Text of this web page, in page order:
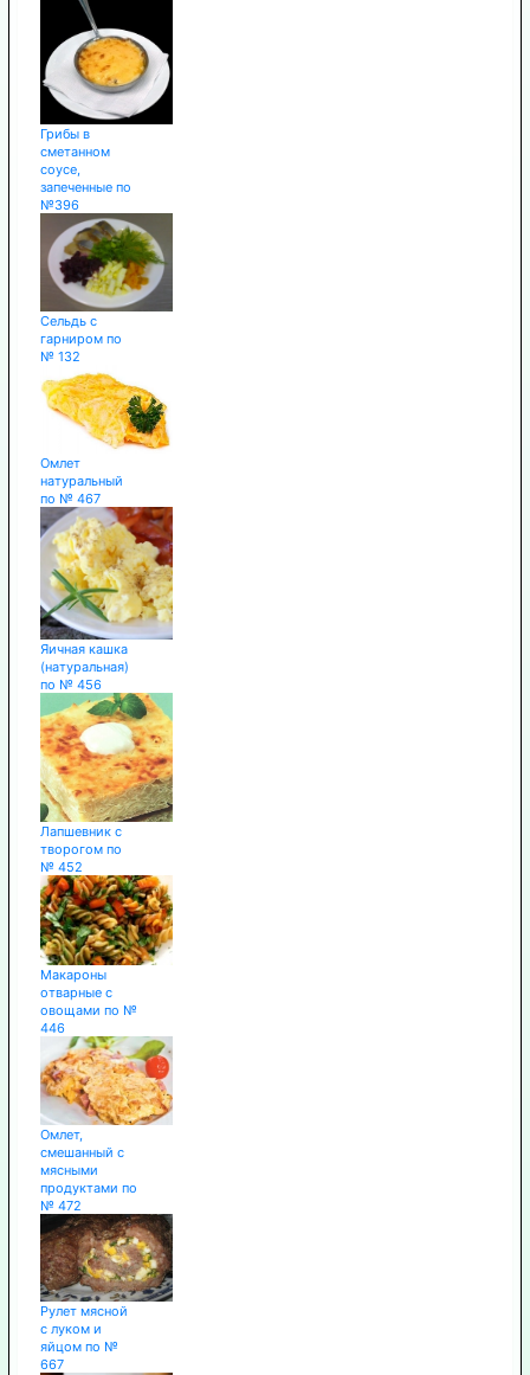
Грибы в
сметанном
соусе,
запеченные по
№396
Сельдь с
гарниром по
№ 132
Омлет
натуральный
по № 467
Яичная кашка
(натуральная)
по № 456
Лапшевник с
творогом по
№ 452
Макароны
отварные с
овощами по №
446
Омлет,
смешанный с
мясными
продуктами по
№ 472
Рулет мясной
с луком и
яйцом по №
667